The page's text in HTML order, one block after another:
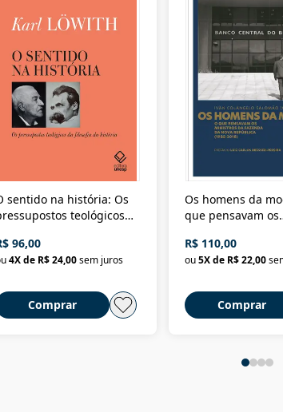
sentido na história: Os
teológicos
96,00
4X de R$ 24,00sem juros
Comprar
Os homens da
que pensavam os
Nova República
2018)
R$ 110,00
ou5X de R$ 22,00
Comprar